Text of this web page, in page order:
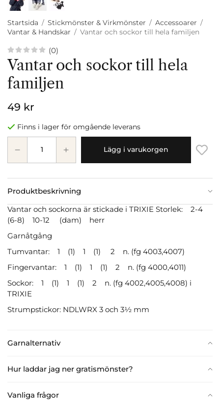
Startsida / Stickmönster & Virkmönster / Accessoarer /
Vantar & Handskar / Vantar och sockor till hela familjen
(0)
Vantar och sockor till hela
familjen
49 kr
Finns i lager för omgående leverans
Lägg i varukorgen
Produktbeskrivning
Garnalternativ
Hur laddar jag ner gratismönster?
Vanliga frågor
Vantar och sockorna är stickade i TRIXIE Storlek: 2-4
(6-8) 10-12 (dam) herr
Garnåtgång
Tumvantar: 1 (1) 1 (1) 2 n. (fg 4003,4007)
Fingervantar: 1 (1) 1 (1) 2 n. (fg 4000,4011)
Sockor: 1 (1) 1 (1) 2 n. (fg 4002,4005,4008) i
TRIXIE
Strumpstickor: NDLWRX 3 och 3½ mm